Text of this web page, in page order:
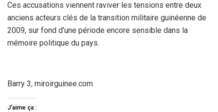
Ces accusations viennent raviver les tensions entre deux
anciens acteurs clés de la transition militaire guinéenne de
2009, sur fond d’une période encore sensible dans la
mémoire politique du pays.
Barry 3, miroirguinee.com
J’aime ça :